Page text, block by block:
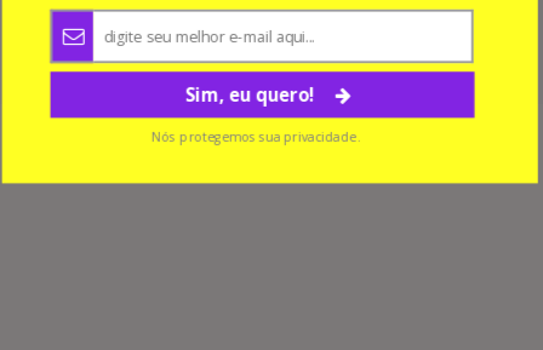
7 Atividades para colorir Dia das Crianças
Sim, eu quero!
Nós protegemos sua privacidade.